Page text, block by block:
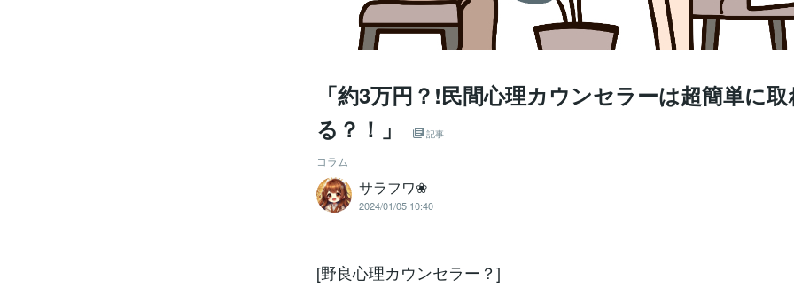
「約3万円？!民間心理カウンセラーは超簡単に
る？！」
記事
コラム
サラフワ❀
2024/01/05 10:40
[野良心理カウンセラー？]